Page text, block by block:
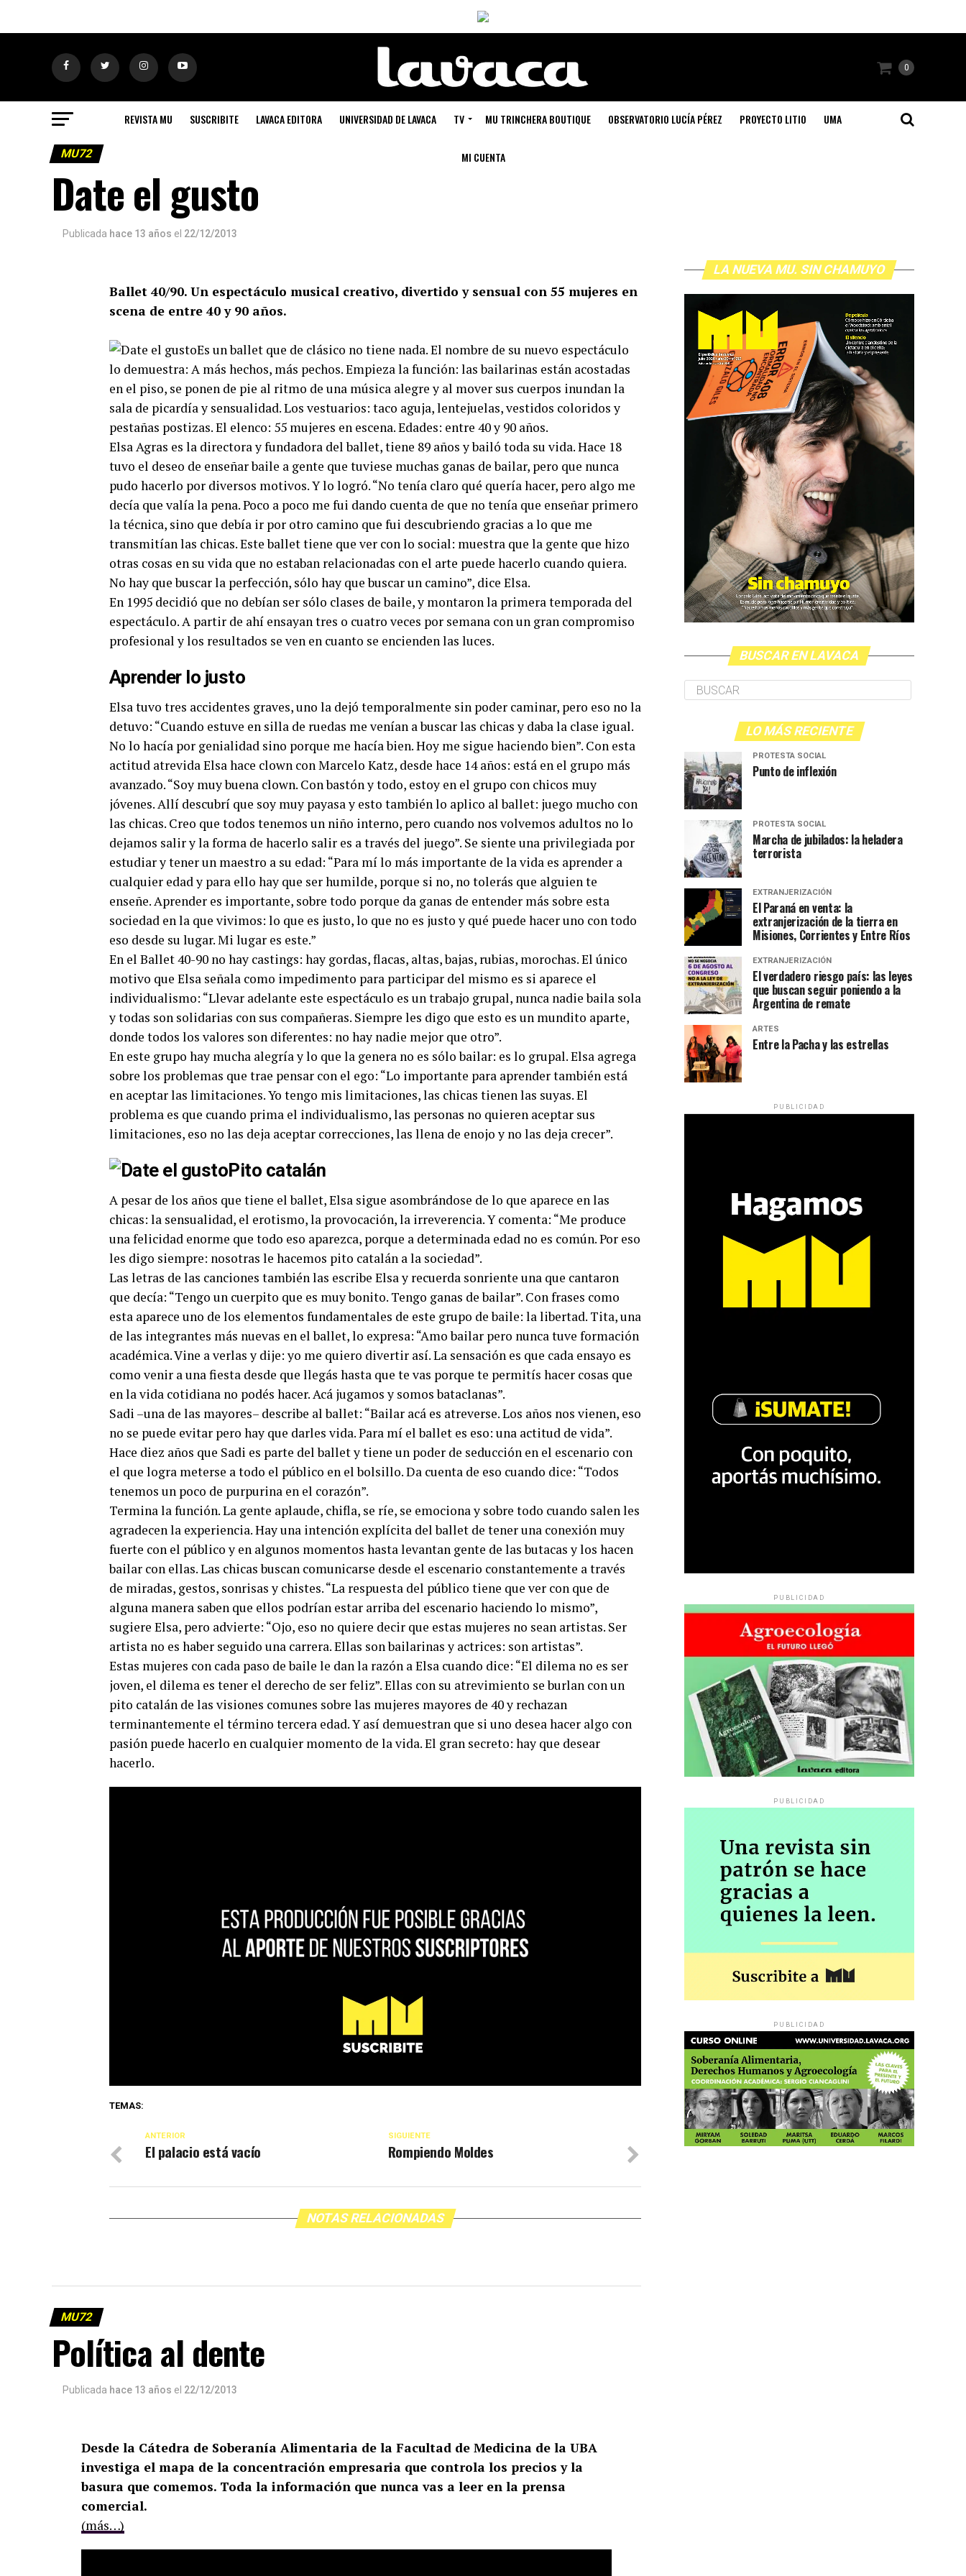
0
REVISTA MU SUSCRIBITE LAVACA EDITORA UNIVERSIDAD DE LAVACA TV MU TRINCHERA BOUTIQUE OBSERVATORIO LUCÍA PÉREZ PROYECTO LITIO UMA
MI CUENTA
MU72
Date el gusto
Publicada hace 13 años el 22/12/2013
Ballet 40/90. Un espectáculo musical creativo, divertido y sensual con 55 mujeres en
scena de entre 40 y 90 años.
Es un ballet que de clásico no tiene nada. El nombre de su nuevo espectáculo
lo demuestra: A más hechos, más pechos. Empieza la función: las bailarinas están acostadas
en el piso, se ponen de pie al ritmo de una música alegre y al mover sus cuerpos inundan la
sala de picardía y sensualidad. Los vestuarios: taco aguja, lentejuelas, vestidos coloridos y
pestañas postizas. El elenco: 55 mujeres en escena. Edades: entre 40 y 90 años.
Elsa Agras es la directora y fundadora del ballet, tiene 89 años y bailó toda su vida. Hace 18
tuvo el deseo de enseñar baile a gente que tuviese muchas ganas de bailar, pero que nunca
pudo hacerlo por diversos motivos. Y lo logró. “No tenía claro qué quería hacer, pero algo me
decía que valía la pena. Poco a poco me fui dando cuenta de que no tenía que enseñar primero
la técnica, sino que debía ir por otro camino que fui descubriendo gracias a lo que me
transmitían las chicas. Este ballet tiene que ver con lo social: muestra que la gente que hizo
otras cosas en su vida que no estaban relacionadas con el arte puede hacerlo cuando quiera.
No hay que buscar la perfección, sólo hay que buscar un camino”, dice Elsa.
En 1995 decidió que no debían ser sólo clases de baile, y montaron la primera temporada del
espectáculo. A partir de ahí ensayan tres o cuatro veces por semana con un gran compromiso
profesional y los resultados se ven en cuanto se encienden las luces.
Aprender lo justo
Elsa tuvo tres accidentes graves, uno la dejó temporalmente sin poder caminar, pero eso no la
detuvo: “Cuando estuve en silla de ruedas me venían a buscar las chicas y daba la clase igual.
No lo hacía por genialidad sino porque me hacía bien. Hoy me sigue haciendo bien”. Con esta
actitud atrevida Elsa hace clown con Marcelo Katz, desde hace 14 años: está en el grupo más
avanzado. “Soy muy buena clown. Con bastón y todo, estoy en el grupo con chicos muy
jóvenes. Allí descubrí que soy muy payasa y esto también lo aplico al ballet: juego mucho con
las chicas. Creo que todos tenemos un niño interno, pero cuando nos volvemos adultos no lo
dejamos salir y la forma de hacerlo salir es a través del juego”. Se siente una privilegiada por
estudiar y tener un maestro a su edad: “Para mí lo más importante de la vida es aprender a
cualquier edad y para ello hay que ser humilde, porque si no, no tolerás que alguien te
enseñe. Aprender es importante, sobre todo porque da ganas de entender más sobre esta
sociedad en la que vivimos: lo que es justo, lo que no es justo y qué puede hacer uno con todo
eso desde su lugar. Mi lugar es este.”
En el Ballet 40-90 no hay castings: hay gordas, flacas, altas, bajas, rubias, morochas. El único
motivo que Elsa señala como impedimento para participar del mismo es si aparece el
individualismo: “Llevar adelante este espectáculo es un trabajo grupal, nunca nadie baila sola
y todas son solidarias con sus compañeras. Siempre les digo que esto es un mundito aparte,
donde todos los valores son diferentes: no hay nadie mejor que otro”.
En este grupo hay mucha alegría y lo que la genera no es sólo bailar: es lo grupal. Elsa agrega
sobre los problemas que trae pensar con el ego: “Lo importante para aprender también está
en aceptar las limitaciones. Yo tengo mis limitaciones, las chicas tienen las suyas. El
problema es que cuando prima el individualismo, las personas no quieren aceptar sus
limitaciones, eso no las deja aceptar correcciones, las llena de enojo y no las deja crecer”.
Pito catalán
A pesar de los años que tiene el ballet, Elsa sigue asombrándose de lo que aparece en las
chicas: la sensualidad, el erotismo, la provocación, la irreverencia. Y comenta: “Me produce
una felicidad enorme que todo eso aparezca, porque a determinada edad no es común. Por eso
les digo siempre: nosotras le hacemos pito catalán a la sociedad”.
Las letras de las canciones también las escribe Elsa y recuerda sonriente una que cantaron
que decía: “Tengo un cuerpito que es muy bonito. Tengo ganas de bailar”. Con frases como
esta aparece uno de los elementos fundamentales de este grupo de baile: la libertad. Tita, una
de las integrantes más nuevas en el ballet, lo expresa: “Amo bailar pero nunca tuve formación
académica. Vine a verlas y dije: yo me quiero divertir así. La sensación es que cada ensayo es
como venir a una fiesta desde que llegás hasta que te vas porque te permitís hacer cosas que
en la vida cotidiana no podés hacer. Acá jugamos y somos bataclanas”.
Sadi –una de las mayores– describe al ballet: “Bailar acá es atreverse. Los años nos vienen, eso
no se puede evitar pero hay que darles vida. Para mí el ballet es eso: una actitud de vida”.
Hace diez años que Sadi es parte del ballet y tiene un poder de seducción en el escenario con
el que logra meterse a todo el público en el bolsillo. Da cuenta de eso cuando dice: “Todos
tenemos un poco de purpurina en el corazón”.
Termina la función. La gente aplaude, chifla, se ríe, se emociona y sobre todo cuando salen les
agradecen la experiencia. Hay una intención explícita del ballet de tener una conexión muy
fuerte con el público y en algunos momentos hasta levantan gente de las butacas y los hacen
bailar con ellas. Las chicas buscan comunicarse desde el escenario constantemente a través
de miradas, gestos, sonrisas y chistes. “La respuesta del público tiene que ver con que de
alguna manera saben que ellos podrían estar arriba del escenario haciendo lo mismo”,
sugiere Elsa, pero advierte: “Ojo, eso no quiere decir que estas mujeres no sean artistas. Ser
artista no es haber seguido una carrera. Ellas son bailarinas y actrices: son artistas”.
Estas mujeres con cada paso de baile le dan la razón a Elsa cuando dice: “El dilema no es ser
joven, el dilema es tener el derecho de ser feliz”. Ellas con su atrevimiento se burlan con un
pito catalán de las visiones comunes sobre las mujeres mayores de 40 y rechazan
terminantemente el término tercera edad. Y así demuestran que si uno desea hacer algo con
pasión puede hacerlo en cualquier momento de la vida. El gran secreto: hay que desear
hacerlo.
TEMAS:
SIGUIENTE
Rompiendo Moldes
ANTERIOR
El palacio está vacío
NOTAS RELACIONADAS
MU72
Política al dente
Publicada hace 13 años el 22/12/2013
Desde la Cátedra de Soberanía Alimentaria de la Facultad de Medicina de la UBA
investiga el mapa de la concentración empresaria que controla los precios y la
basura que comemos. Toda la información que nunca vas a leer en la prensa
comercial.
(más…)
LA NUEVA MU. SIN CHAMUYO
BUSCAR EN LAVACA
LO MÁS RECIENTE
PROTESTA SOCIAL
Punto de inflexión
PROTESTA SOCIAL
Marcha de jubilados: la heladera
terrorista
EXTRANJERIZACIÓN
El Paraná en venta: la
extranjerización de la tierra en
Misiones, Corrientes y Entre Ríos
EXTRANJERIZACIÓN
El verdadero riesgo país: las leyes
que buscan seguir poniendo a la
Argentina de remate
ARTES
Entre la Pacha y las estrellas
PUBLICIDAD
PUBLICIDAD
PUBLICIDAD
PUBLICIDAD